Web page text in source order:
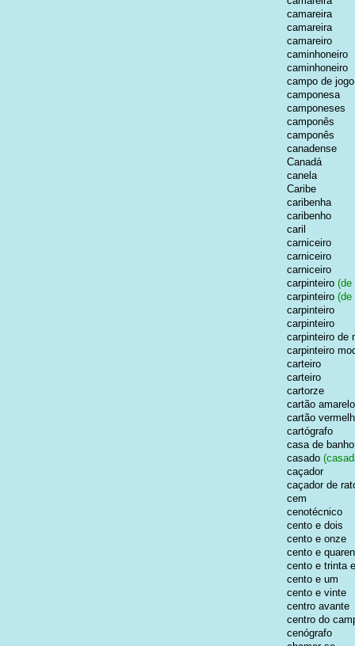
camareira
camareira
camareiro
caminhoneiro
caminhoneiro
campo de jogo
camponesa
camponeses
camponês
camponês
canadense
Canadá
canela
Caribe
caribenha
caribenho
caril
carniceiro
carniceiro
carniceiro
carpinteiro (de
carpinteiro (de
carpinteiro
carpinteiro
carpinteiro de
carpinteiro
carteiro
carteiro
cartorze
cartão amarelo
cartão
cartógrafo
casa de banho
casado
caçador
caçador de
cem
cenotécnico
cento e dois
cento e onze
cento e
cento e trinta
cento e um
cento e vinte
centro avante
centro do
cenógrafo